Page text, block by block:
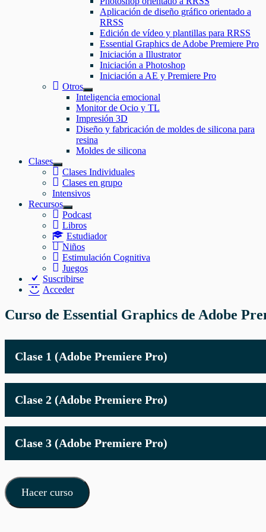
el
submenú
Aplicación de diseño gráfico orientado a
RRSS
Edición de vídeo y plantillas para RRSS
Essential Graphics de Adobe Premiere Pro
Iniciación a Illustrator
Iniciación a Photoshop
Iniciación a AE y Premiere Pro
Otros
Mostrar
el
submenú
Inteligencia emocional
Monitor de Ocio y TL
Impresión 3D
Diseño y fabricación de moldes de silicona para
resina
Moldes de silicona
Clases
Mostrar
el
submenú
Clases Individuales
Clases en grupo
Intensivos
Recursos
Mostrar
el
submenú
Podcast
Libros
Estudiador
Niños
Estimulación Cognitiva
Juegos
Suscribirse
Acceder
Curso de Essential Graphics de Adobe
Clase 1 (Adobe Premiere Pro)
Clase 2 (Adobe Premiere Pro)
Clase 3 (Adobe Premiere Pro)
Hacer curso